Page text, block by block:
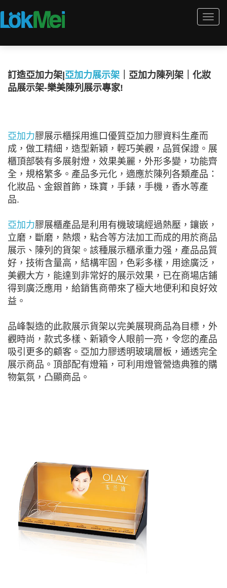
訂造亞加力架| 亞加力展示架 ｜亞加力陳列架｜化妝
品展示架-樂美陳列展示專家!
亞加力膠展示櫃採用進口優質亞加力膠資料生產而
成，做工精細，造型新穎，輕巧美觀，品質保證。展
櫃頂部裝有多展射燈，效果美麗，外形多變，功能齊
全，規格繁多。產品多元化，適應於陳列各類產品：
化妝品、金銀首飾，珠寶，手錶，手機，香水等產
品.
亞加力膠展櫃產品是利用有機玻璃經過熱壓，鑲嵌，
立磨，斷磨，熱煨，粘合等方法加工而成的用於商品
展示、陳列的貨架。該種展示櫃承重力强，產品品質
好，技術含量高，結構牢固，色彩多樣，用途廣泛，
美觀大方，能達到非常好的展示效果，已在商場店鋪
得到廣泛應用，給銷售商帶來了極大地便利和良好效
益。
品峰製造的此款展示貨架以完美展現商品為目標，外
觀時尚，款式多樣、新穎令人眼前一亮，令您的產品
吸引更多的顧客。亞加力膠透明玻璃層板，通透完全
展示商品。頂部配有燈箱，可利用燈管營造典雅的購
物氣氛，凸顯商品。